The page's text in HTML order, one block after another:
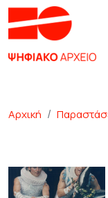
Αρχική